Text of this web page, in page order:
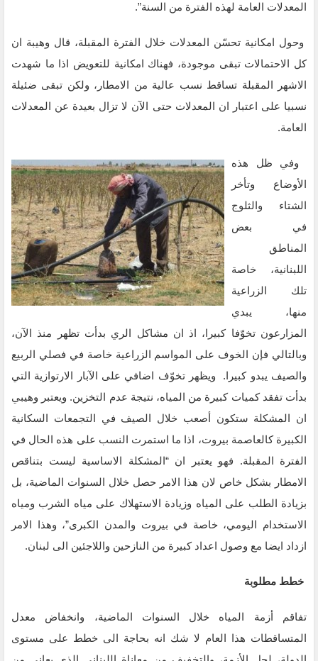
المعدلات العامة لهذه الفترة من السنة”.
وحول امكانية تحسّن المعدلات خلال الفترة المقبلة، قال وهيبة ان
كل الاحتمالات تبقى موجودة، فهناك امكانية للتعويض اذا ما شهدت
الاشهر المقبلة تساقط نسب عالية من الامطار، ولكن تبقى ضئيلة
نسبيا على اعتبار ان المعدلات حتى الآن لا تزال بعيدة عن المعدلات
العامة.
وفي ظل هذه
الأوضاع وتأخر
الشتاء والثلوج
في بعض
المناطق
اللبنانية، خاصة
تلك الزراعية
منها، يبدي
المزارعون تخوّفا كبيرا، اذ ان مشاكل الري بدأت تظهر منذ الآن،
وبالتالي فإن الخوف على المواسم الزراعية خاصة في فصلي الربيع
والصيف يبدو كبيرا. ويظهر تخوّف اضافي على الآبار الارتوازية التي
بدأت تفقد كميات كبيرة من المياه، نتيجة عدم التخزين. ويعتبر وهيبي
ان المشكلة ستكون أصعب خلال الصيف في التجمعات السكانية
الكبيرة كالعاصمة بيروت، اذا ما استمرت النسب على هذه الحال في
الفترة المقبلة. فهو يعتبر ان “المشكلة الاساسية ليست بتناقص
الامطار بشكل خاص لان هذا الامر حصل خلال السنوات الماضية، بل
بزيادة الطلب على المياه وزيادة الاستهلاك على مياه الشرب ومياه
الاستخدام اليومي، خاصة في بيروت والمدن الكبرى”، وهذا الامر
ازداد ايضا مع وصول اعداد كبيرة من النازحين واللاجئين الى لبنان.
خطط مطلوبة
تفاقم أزمة المياه خلال السنوات الماضية، وانخفاض معدل
المتساقطات هذا العام لا شك انه بحاجة الى خطط على مستوى